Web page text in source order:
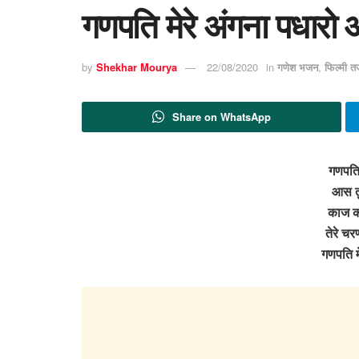
गणपति मेरे अंगना
by Shekhar Mourya 22/08/2020 in गणेश भजन, फिल्मी
Share on WhatsApp
आस
काज
तेरे
गणपति